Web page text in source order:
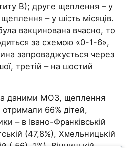
В); друге щеплення – у
– у шість місяців.
вакцинована вчасно, то
за схемою «0-1-6»,
запроваджується через
третій – на шостий
даними МОЗ, щеплення
66% дітей,
– в Івано-Франківській
(47,8%), Хмельницькій
( 56), 1%), Вінницькій